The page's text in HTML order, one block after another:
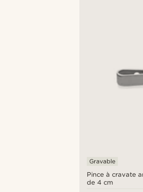
Pince à cravate
de 4 cm
Gravable